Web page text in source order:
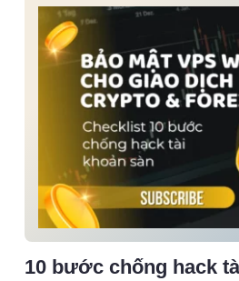
10 bước chống hack